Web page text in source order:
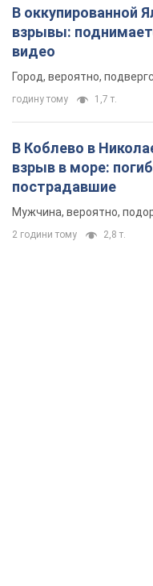
В оккупированной
взрывы:
видео
Город, вероятно,
годину тому 1,7 т.
В Коблево в
взрыв в море:
пострадавшие
Мужчина, вероятно,
2 години тому 2,8 т.